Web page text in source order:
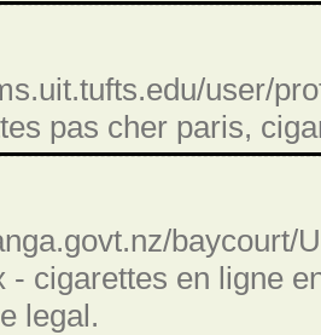
user/
pas cher paris,
baycourt/
- cigarettes en ligne
legal.